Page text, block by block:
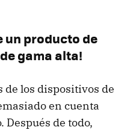
un producto de
gama alta!
de los dispositivos de
en cuenta
de todo,